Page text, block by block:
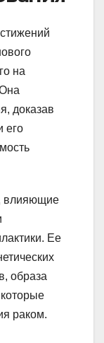
на
доказав
его
влияющие
Ее
образа
раком.